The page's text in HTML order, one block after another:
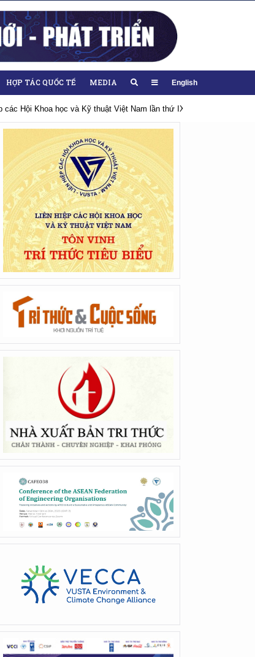
HỢP TÁC QUỐC TẾ MEDIA English
Hội Khoa học và Kỹ thuật Việt Nam lần thứ IX, nhiệm kỳ 2026-